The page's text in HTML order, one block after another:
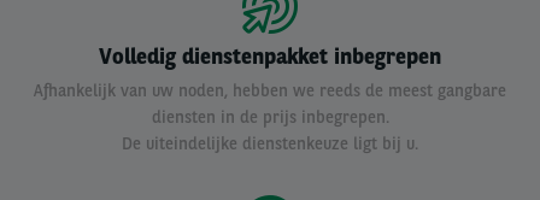
Volledig dienstenpakket inbegrepen
Afhankelijk van uw noden, hebben we reeds de meest gangbare
diensten in de prijs inbegrepen.
De uiteindelijke dienstenkeuze ligt bij u.